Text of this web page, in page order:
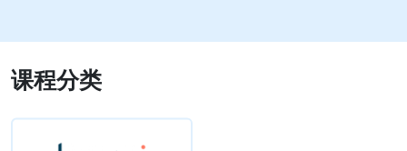
置和部署。
使用 Boomi 实现 Web Service 和 API 集成和
管理。
课程分类